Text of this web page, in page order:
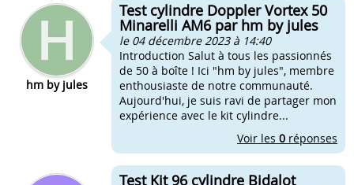
hm by jules
Test cylindre Doppler Vortex 50
Minarelli AM6 par hm by jules
le 04 décembre 2023 à 14:40
Introduction Salut à tous les passionnés
de 50 à boîte ! Ici "hm by jules", membre
enthousiaste de notre communauté.
Aujourd'hui, je suis ravi de partager mon
expérience avec le kit cylindre...
Voir les 0 réponses
Test Kit 96 cylindre Bidalot